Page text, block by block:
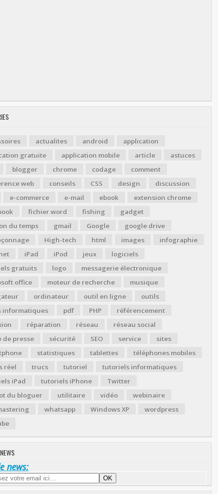
actualites android
application
gratuite
application mobile article
astuces
blogger
chrome codage
comment
web
conseils CSS design
discussion
e-commerce
e-mail ebook
extension chrome
fichier word fishing
gadget
du temps
gmail Google
google drive
High-tech html images
infographie
iPad iPod jeux
logiciels
gratuits
logo
messagerie électronique
office
moteur de recherche
musique
ordinateur outil en ligne
outils
informatiques
pdf PHP
référencement
réparation réseau
réseau social
de presse
sécurité SEO service
sites
statistiques tablettes
téléphones mobiles
réel
trucs tutoriel
tutoriels informatiques
iPad
tutoriels iPhone
Twitter
du bloguer
utilitaire vidéo
webinaire
whatsapp Windows XP
wordpress
news: